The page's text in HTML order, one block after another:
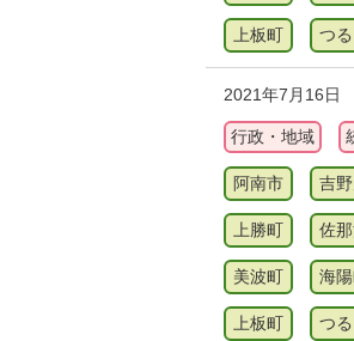
上板町 つ
2021年7月16日
行政・地域
阿南市 吉
上勝町 佐
美波町 海
上板町 つ